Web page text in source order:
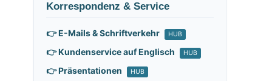
Korrespondenz & Service
👉 E-Mails & Schriftverkehr HUB
👉 Kundenservice auf Englisch HUB
👉 Präsentationen HUB